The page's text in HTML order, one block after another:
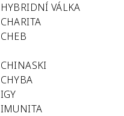
HYBRIDNÍ VÁLKA
CHARITA
CHEB
CHINASKI
CHYBA
IGY
IMUNITA